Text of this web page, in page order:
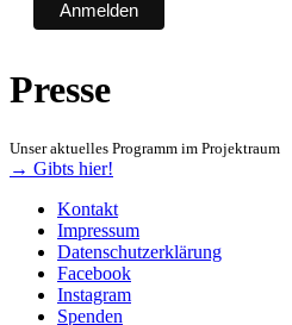
Presse
Unser aktuelles Programm im Projektraum
→ Gibts hier!
Kontakt
Impressum
Datenschutzerklärung
Facebook
Instagram
Spenden